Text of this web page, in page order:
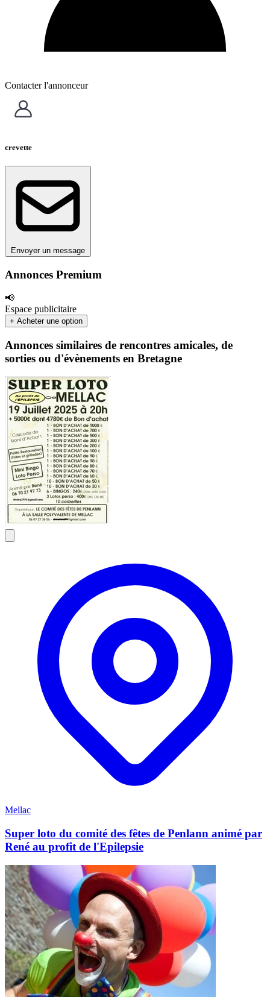
Annonces Premium
📢
Espace publicitaire
+ Acheter une option
Contacter l'annonceur
crevette
Envoyer un message
Annonces similaires de rencontres amicales, de
sorties ou d'évènements en Bretagne
Mellac
Super loto du comité des fêtes de Penlann animé par
René au profit de l'Epilepsie